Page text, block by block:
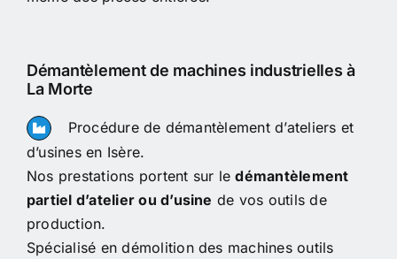
Démantèlement de machines industrielles à
La Morte
Procédure de démantèlement d’ateliers et
d’usines en Isère.
Nos prestations portent sur ledémantèlement
partiel d’atelier ou d’usine de vos outils de
production.
Spécialisé en démolition des machines outils